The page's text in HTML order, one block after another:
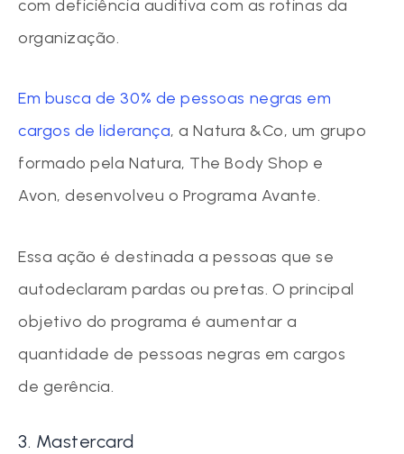
com deficiência auditiva com as rotinas da
organização.
Em busca de 30% de pessoas negras em
cargos de liderança, a Natura &Co, um grupo
formado pela Natura, The Body Shop e
Avon, desenvolveu o Programa Avante.
Essa ação é destinada a pessoas que se
autodeclaram pardas ou pretas. O principal
objetivo do programa é aumentar a
quantidade de pessoas negras em cargos
de gerência.
3. Mastercard